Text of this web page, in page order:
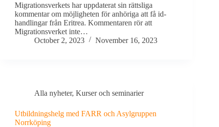
Migrationsverkets har uppdaterat sin rättsliga
kommentar om möjligheten för anhöriga att få id-
handlingar från Eritrea. Kommentaren rör att
Migrationsverket inte…
October 2, 2023
November 16, 2023
Alla nyheter, Kurser och seminarier
Utbildningshelg med FARR och Asylgruppen
Norrköping